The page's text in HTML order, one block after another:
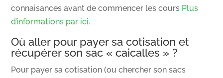
connaisances avant de commencer les cours Plus
d’informations par ici.
Où aller pour payer sa cotisation et
récupérer son sac « caicalles » ?
Pour payer sa cotisation (ou chercher son sacs